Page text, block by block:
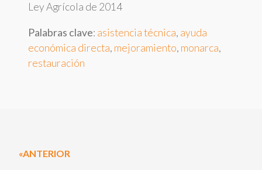
Ley Agrícola de 2014
Palabras clave: asistencia técnica, ayuda
económica directa, mejoramiento, monarca,
restauración
«ANTERIOR